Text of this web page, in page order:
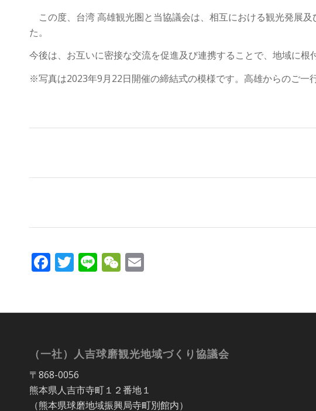
この度、台湾 高雄観光圏と当協議会は、相互における観光発展
た。
今後は、お互いに密接な交流を促進及び連携することで、地域に根
※写真は2023年9月22日開催の締結式の模様です。高雄からのご一
Facebook
Twitter
LineWeChat
（一社）人吉球磨観光地域づくり協議会
〒868-0056
熊本県人吉市寺町１２番地１
（熊本県球磨地域振興局寺町別館内）